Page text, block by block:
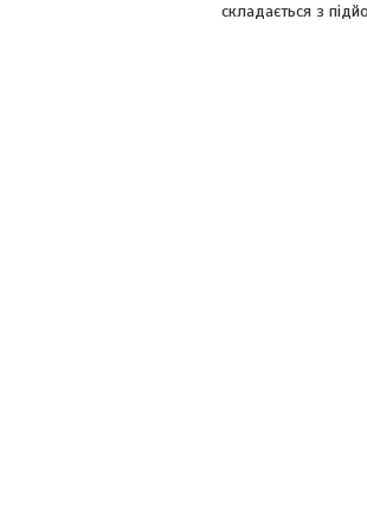
складається з